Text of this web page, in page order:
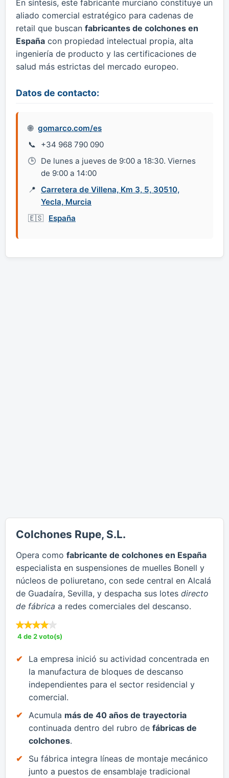
​En síntesis, este fabricante murciano constituye un
aliado comercial estratégico para cadenas de
retail que buscan fabricantes de colchones en
España con propiedad intelectual propia, alta
ingeniería de producto y las certificaciones de
salud más estrictas del mercado europeo.
Datos de contacto:
gomarco.com/es
+34 968 790 090
De lunes a jueves de 9:00 a 18:30. Viernes
de 9:00 a 14:00
Carretera de Villena, Km 3, 5, 30510,
Yecla, Murcia
España
Colchones Rupe, S.L.
Opera como fabricante de colchones en España
especialista en suspensiones de muelles Bonell y
núcleos de poliuretano, con sede central en Alcalá
de Guadaíra, Sevilla, y despacha sus lotes directo
de fábrica a redes comerciales del descanso.
4 de 2 voto(s)
​La empresa inició su actividad concentrada en
la manufactura de bloques de descanso
independientes para el sector residencial y
comercial.
​Acumula más de 40 años de trayectoria
continuada dentro del rubro de fábricas de
colchones.
​Su fábrica integra líneas de montaje mecánico
junto a puestos de ensamblaje tradicional